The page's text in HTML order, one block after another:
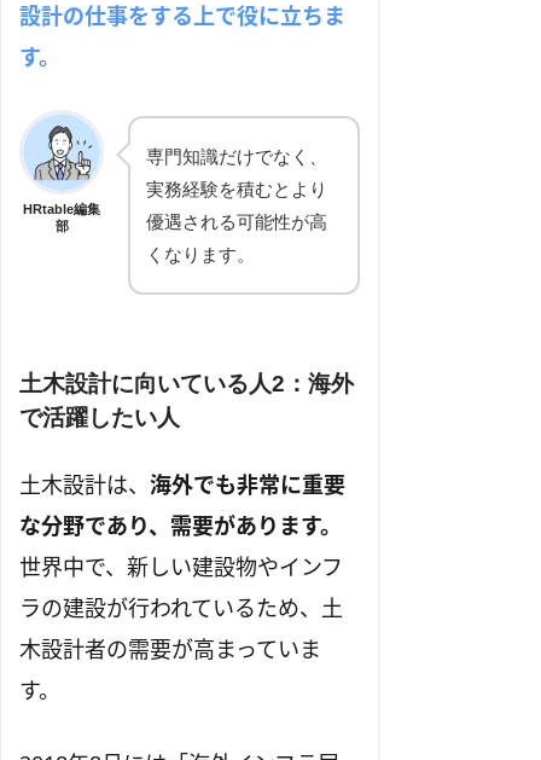
設計の仕事をする上で役に立ちま
す。
HRtable編集
部
専門知識だけでなく、
実務経験を積むとより
優遇される可能性が高
くなります。
土木設計に向いている人2：海外
で活躍したい人
土木設計は、 海外でも非常に重要
な分野であり、需要があります。
世界中で、新しい建設物やインフ
ラの建設が行われているため、土
木設計者の需要が高まっていま
す。